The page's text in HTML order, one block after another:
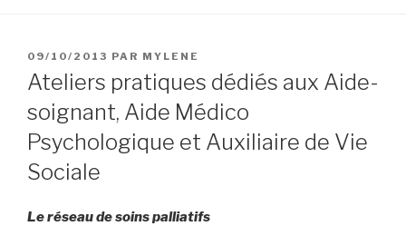
PUBLIÉ
LE
09/10/2013 PAR MYLENE
Ateliers pratiques dédiés aux Aide-
soignant, Aide Médico
Psychologique et Auxiliaire de Vie
Sociale
Le réseau de soins palliatifs